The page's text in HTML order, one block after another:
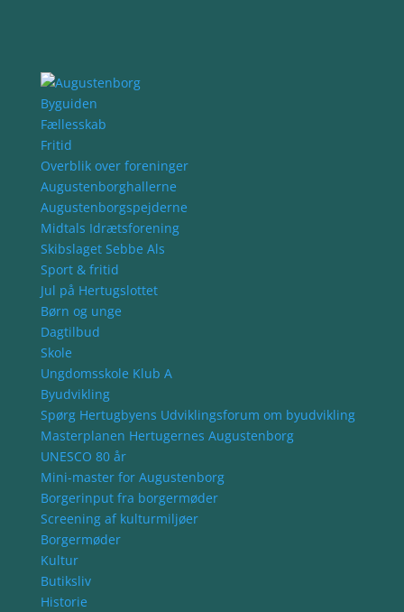
Byguiden
Fællesskab
Fritid
Overblik over foreninger
Augustenborghallerne
Augustenborgspejderne
Midtals Idrætsforening
Skibslaget Sebbe Als
Sport & fritid
Jul på Hertugslottet
Børn og unge
Dagtilbud
Skole
Ungdomsskole Klub A
Byudvikling
Spørg Hertugbyens Udviklingsforum om byudvikling
Masterplanen Hertugernes Augustenborg
UNESCO 80 år
Mini-master for Augustenborg
Borgerinput fra borgermøder
Screening af kulturmiljøer
Borgermøder
Kultur
Butiksliv
Historie